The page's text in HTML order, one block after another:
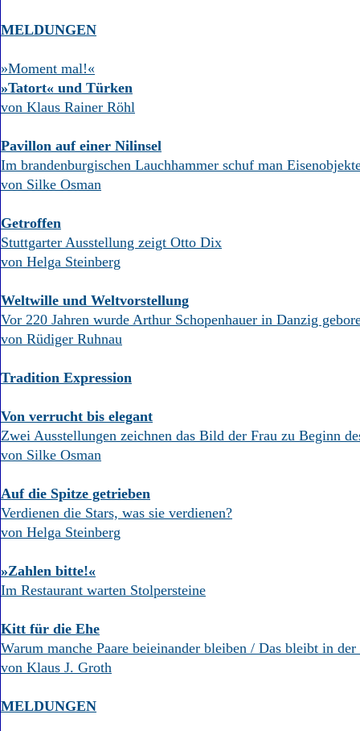
MELDUNGEN
»Moment mal!«
»Tatort« und Türken
von Klaus Rainer Röhl
Pavillon auf einer Nilinsel
Im brandenburgischen Lauchhammer schuf man
von Silke Osman
Getroffen
Stuttgarter Ausstellung zeigt Otto Dix
von Helga Steinberg
Weltwille und Weltvorstellung
Vor 220 Jahren wurde Arthur Schopenhauer in Danzig
von Rüdiger Ruhnau
Tradition Expression
Von verrucht bis elegant
Zwei Ausstellungen zeichnen das Bild der Frau zu Beginn
von Silke Osman
Auf die Spitze getrieben
Verdienen die Stars, was sie verdienen?
von Helga Steinberg
»Zahlen bitte!«
Im Restaurant warten Stolpersteine
Kitt für die Ehe
Warum manche Paare beieinander bleiben / Das bleibt in
von Klaus J. Groth
MELDUNGEN